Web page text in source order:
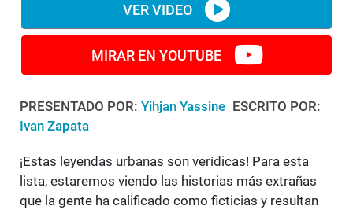
VER VIDEO
MIRAR EN YOUTUBE
PRESENTADO POR: Yihjan Yassine ESCRITO POR:
Ivan Zapata
¡Estas leyendas urbanas son verídicas! Para esta
lista, estaremos viendo las historias más extrañas
que la gente ha calificado como ficticias y resultan